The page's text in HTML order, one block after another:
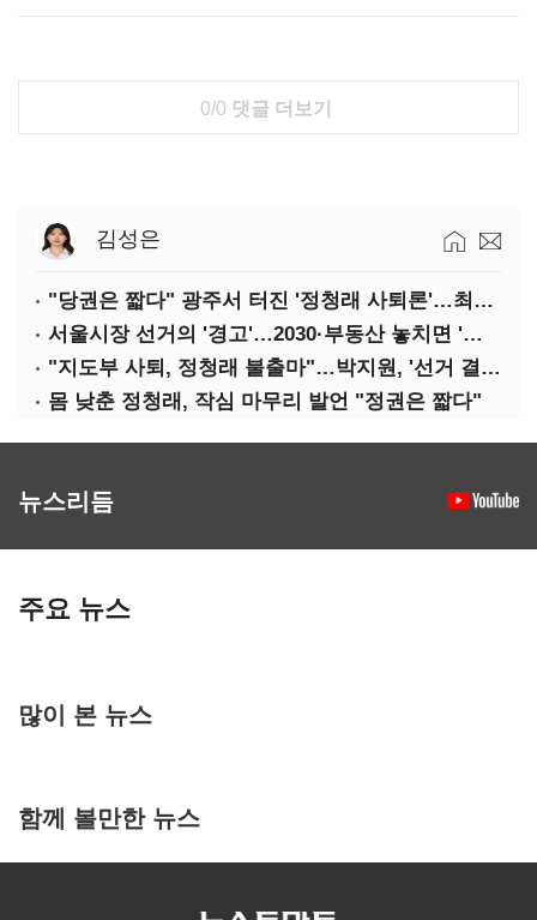
0/0 댓글 더보기
김성은
"당권은 짧다" 광주서 터진 '정청래 사퇴론'…최고위 '아수라장'
서울시장 선거의 '경고'…2030·부동산 놓치면 '총선도 대선도' 패배
"지도부 사퇴, 정청래 불출마"…박지원, '선거 결과 책임' 강조
몸 낮춘 정청래, 작심 마무리 발언 "정권은 짧다"
뉴스리듬
주요 뉴스
많이 본 뉴스
함께 볼만한 뉴스